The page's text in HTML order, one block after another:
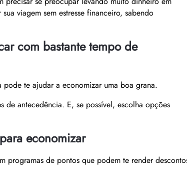
viagem sem estresse financeiro, sabendo
com bastante tempo de
pode te ajudar a economizar uma boa grana.
de antecedência. E, se possível, escolha opções
economizar
programas de pontos que podem te render